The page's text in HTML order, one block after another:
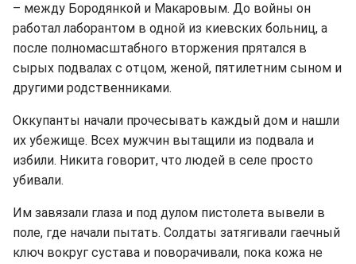
– между Бородянкой и Макаровым. До войны он
работал лаборантом в одной из киевских больниц, а
после полномасштабного вторжения прятался в
сырых подвалах с отцом, женой, пятилетним сыном и
другими родственниками.
Оккупанты начали прочесывать каждый дом и нашли
их убежище. Всех мужчин вытащили из подвала и
избили. Никита говорит, что людей в селе просто
убивали.
Им завязали глаза и под дулом пистолета вывели в
поле, где начали пытать. Солдаты затягивали гаечный
ключ вокруг сустава и поворачивали, пока кожа не